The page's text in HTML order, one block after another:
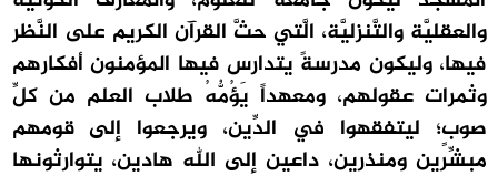
والعقليَّة والتَّنزليَّة، الَّتي حثَّ القرآن الكريم على النَّظر
فيها، وليكون مدرسةً يتدارس فيها المؤمنون أفكارهم
وثمرات عقولهم، ومعهداً يَؤُمُّهُ طلاب العلم من كلِّ
صوبٍ؛ ليتفقهوا في الدِّين، ويرجعوا إلى قومهم
مبشِّرين ومنذرين، داعين إلى الله هادين، يتوارثونها